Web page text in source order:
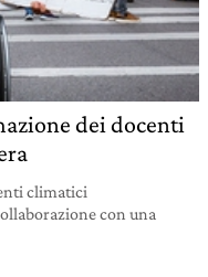
dei docenti
climatici
con una